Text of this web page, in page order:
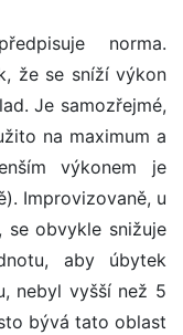
norma.
že se sníží výkon
Je samozřejmé,
na maximum a
výkonem je
Improvizovaně, u
se obvykle snižuje
aby úbytek
nebyl vyšší než 5
bývá tato oblast